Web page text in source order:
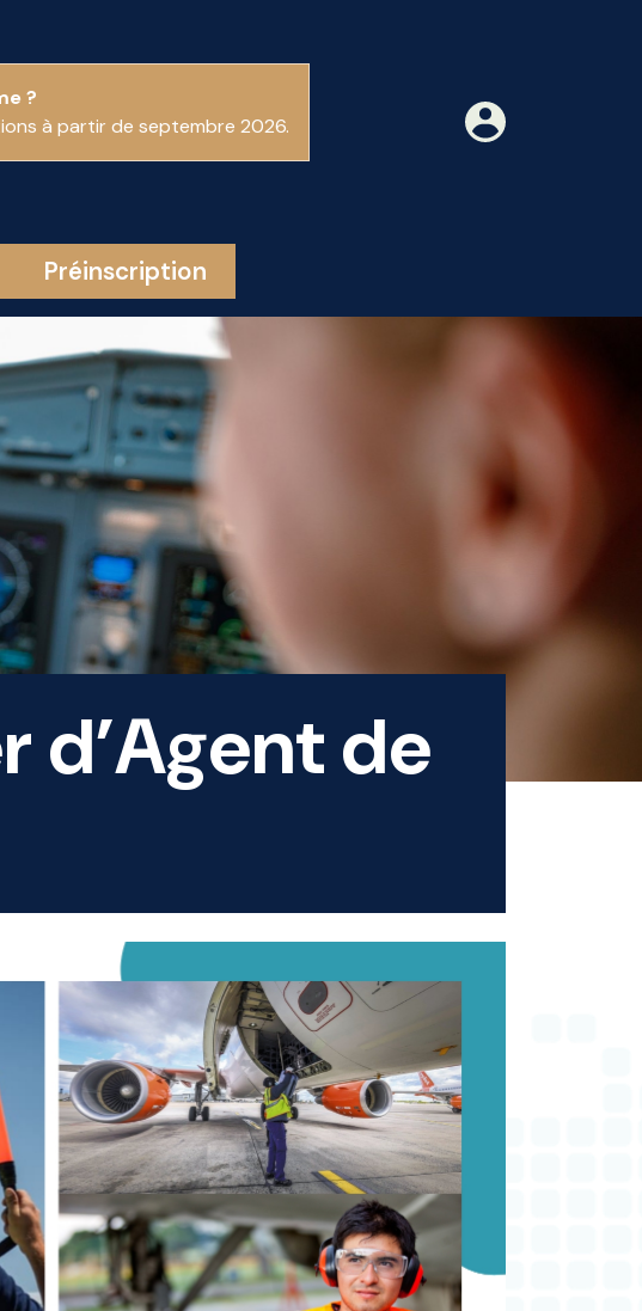
?
à partir de septembre 2026.
Préinscription
d’Agent de